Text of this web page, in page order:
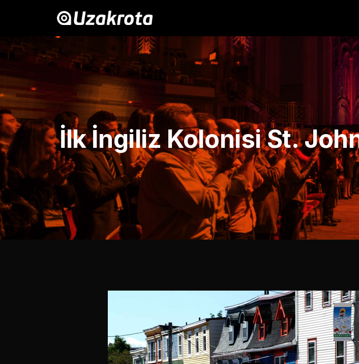
İlk İngiliz Kolonisi St.